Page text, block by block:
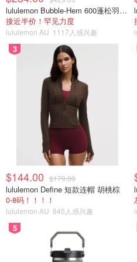
lululemon Bubble-Hem 600蓬松羽绒夹克
接近半价！罕见力度
lululemon AU 1117人感兴趣
3
$144.00 $179.00
lululemon Define 短款连帽 胡桃棕
0-8码！！！！
lululemon AU 945人感兴趣
5